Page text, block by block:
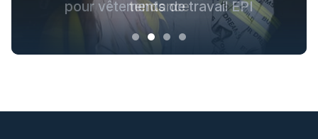
pour vêtements de travail EPI
tendance
noir pour les vêtements d'extérieur
pour toute la chaîne industrielle